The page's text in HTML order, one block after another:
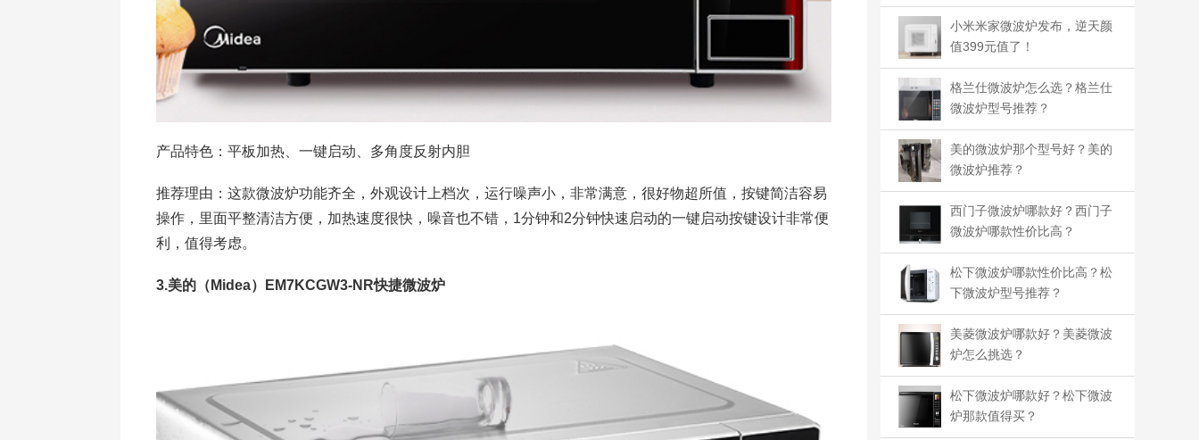
产品特色：平板加热、一键启动、多角度反射内胆
推荐理由：这款微波炉功能齐全，外观设计上档次，运行噪声小，非常满意，很好物超所值，按键简洁容易
操作，里面平整清洁方便，加热速度很快，噪音也不错，1分钟和2分钟快速启动的一键启动按键设计非常便
利，值得考虑。
3.美的（Midea）EM7KCGW3-NR快捷微波炉
小米米家微波炉发布，逆天颜
值399元值了！
格兰仕微波炉怎么选？格兰仕
微波炉型号推荐？
美的微波炉那个型号好？美的
微波炉推荐？
西门子微波炉哪款好？西门子
微波炉哪款性价比高？​
松下微波炉哪款性价比高？松
下微波炉型号推荐？
美菱微波炉哪款好？美菱微波
炉怎么挑选？
松下微波炉哪款好？松下微波
炉那款值得买？